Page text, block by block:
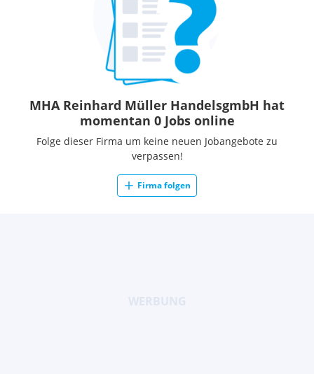
MHA Reinhard Müller HandelsgmbH hat
momentan 0 Jobs online
Folge dieser Firma um keine neuen Jobangebote zu
verpassen!
Firma folgen